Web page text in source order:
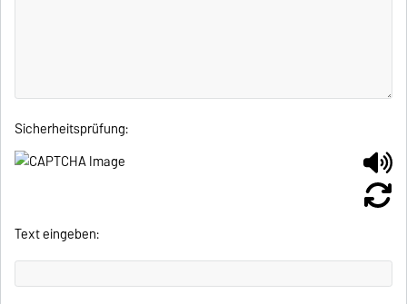
Sicherheitsprüfung:
Text eingeben: